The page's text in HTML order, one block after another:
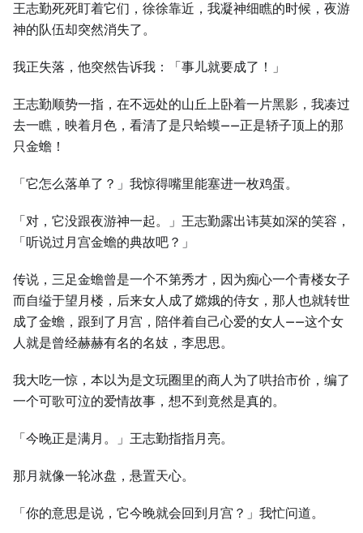
王志勤死死盯着它们，徐徐靠近，我凝神细瞧的时候，夜游
神的队伍却突然消失了。
我正失落，他突然告诉我：「事儿就要成了！」
王志勤顺势一指，在不远处的山丘上卧着一片黑影，我凑过
去一瞧，映着月色，看清了是只蛤蟆——正是轿子顶上的那
只金蟾！
「它怎么落单了？」我惊得嘴里能塞进一枚鸡蛋。
「对，它没跟夜游神一起。」王志勤露出讳莫如深的笑容，
「听说过月宫金蟾的典故吧？」
传说，三足金蟾曾是一个不第秀才，因为痴心一个青楼女子
而自缢于望月楼，后来女人成了嫦娥的侍女，那人也就转世
成了金蟾，跟到了月宫，陪伴着自己心爱的女人——这个女
人就是曾经赫赫有名的名妓，李思思。
我大吃一惊，本以为是文玩圈里的商人为了哄抬市价，编了
一个可歌可泣的爱情故事，想不到竟然是真的。
「今晚正是满月。」王志勤指指月亮。
那月就像一轮冰盘，悬置天心。
「你的意思是说，它今晚就会回到月宫？」我忙问道。